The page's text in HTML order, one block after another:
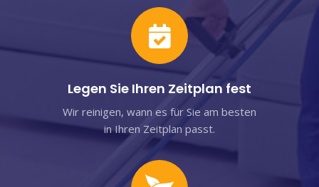
Legen Sie Ihren Zeitplan fest
Wir reinigen, wann es für Sie am besten
in Ihren Zeitplan passt.